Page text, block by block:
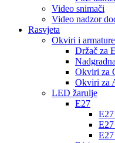
Video snimači
Video nadzor
Rasvjeta
Okviri i
Držač za
Okviri za
Okviri za
LED žarulje
E27
E27